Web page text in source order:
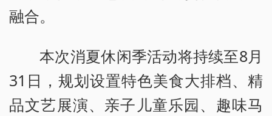
融合。
本次消夏休闲季活动将持续至8月
31日，规划设置特色美食大排档、精
品文艺展演、亲子儿童乐园、趣味马